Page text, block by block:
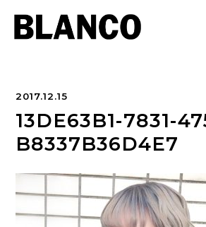
2017.12.15
13DE63B1-7831-
B8337B36D4E7